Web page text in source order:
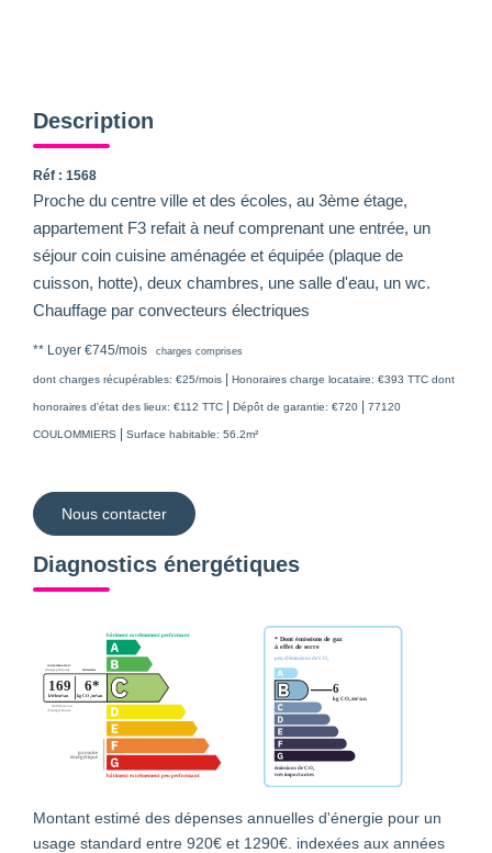
Description
Réf : 1568
Proche du centre ville et des écoles, au 3ème étage,
appartement F3 refait à neuf comprenant une entrée, un
séjour coin cuisine aménagée et équipée (plaque de
cuisson, hotte), deux chambres, une salle d'eau, un wc.
Chauffage par convecteurs électriques
** Loyer €745/mois charges comprises
dont charges récupérables: €25/mois | Honoraires charge locataire: €393 TTC dont
honoraires d'état des lieux: €112 TTC | Dépôt de garantie: €720 | 77120
COULOMMIERS | Surface habitable: 56.2m²
Nous contacter
Diagnostics énergétiques
Montant estimé des dépenses annuelles d'énergie pour un
usage standard entre 920€ et 1290€. indexées aux années